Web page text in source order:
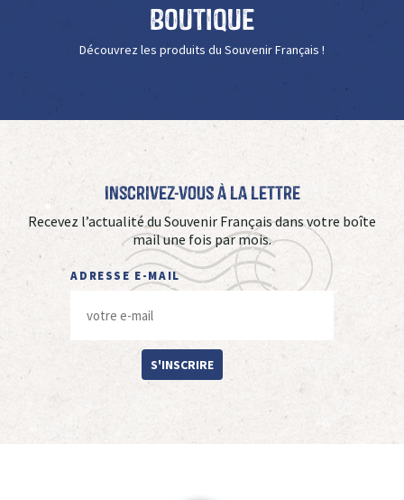
Boutique
Découvrez les produits du Souvenir Français !
Inscrivez-vous à La Lettre
Recevez l’actualité du Souvenir Français dans votre boîte
mail une fois par mois.
ADRESSE E-MAIL
S'INSCRIRE